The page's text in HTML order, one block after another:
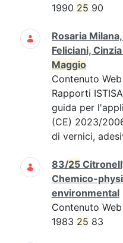
1990 25 90
Rosaria
Feliciani,
Maggio
Contenuto Web
Rapporti
guida per
(CE) 2023/
di vernici,
83/25
Chemico-
environmental
Contenuto Web
1983 25 83